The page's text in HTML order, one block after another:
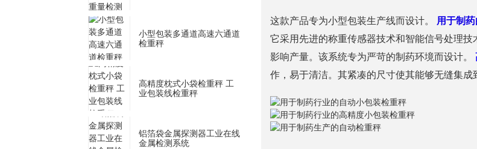
小型包装多通道高速六通道
检重秤
高精度枕式小袋检重秤 工
业包装线检重秤
铝箔袋金属探测器工业在线
金属检测系统
这款产品专为小型包装生产线而设计。 用于制
它采用先进的称重传感器技术和智能信号处理
影响产量。该系统专为严苛的制药环境而设计。
作，易于清洁。其紧凑的尺寸使其能够无缝集成